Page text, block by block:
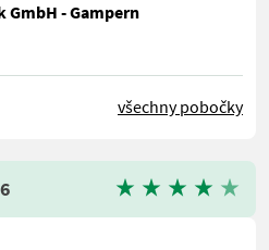
GmbH - Gampern
všechny pobočky